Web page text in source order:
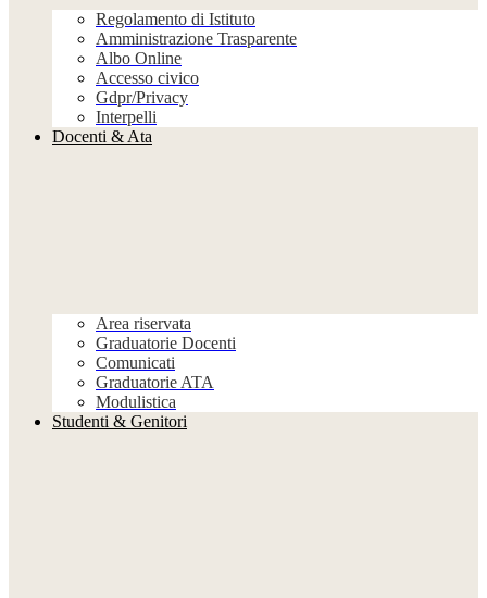
Regolamento di Istituto
Amministrazione Trasparente
Albo Online
Accesso civico
Gdpr/Privacy
Interpelli
Docenti & Ata
Area riservata
Graduatorie Docenti
Comunicati
Graduatorie ATA
Modulistica
Studenti & Genitori